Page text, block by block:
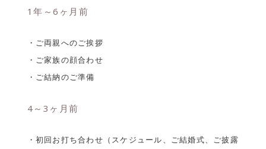
1年～6ヶ月前
・ご両親へのご挨拶
・ご家族の顔合わせ
・ご結納のご準備
4～3ヶ月前
・初回お打ち合わせ（スケジュール、ご結婚式、ご披露